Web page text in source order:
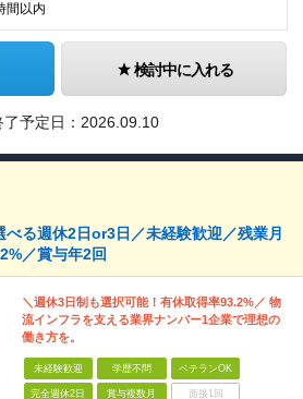
間以内
検討中に入れる
予定日： 2026.09.10
べる週休2日or3日／未経験歓迎／残業月
／賞与年2回
＼週休3日制も選択可能！有休取得率93.2%／ 物
流インフラを支える業界ナンバー1企業で理想の
働き方を。
未経験歓迎 学歴不問 ベテランOK
完全週休2日 賞与複数月 面接1回